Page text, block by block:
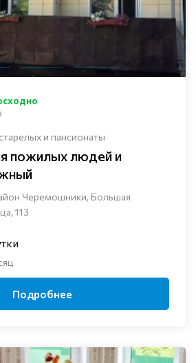
и пансионаты
пожилых людей и
Черемошники, Большая
113
Подробнее